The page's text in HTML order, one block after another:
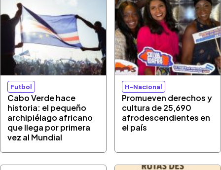
Futbol
Cabo Verde hace
historia: el pequeño
archipiélago africano
que llega por primera
vez al Mundial
H-Nacional
Promueven derechos y
cultura de 25,690
afrodescendientes en
el país